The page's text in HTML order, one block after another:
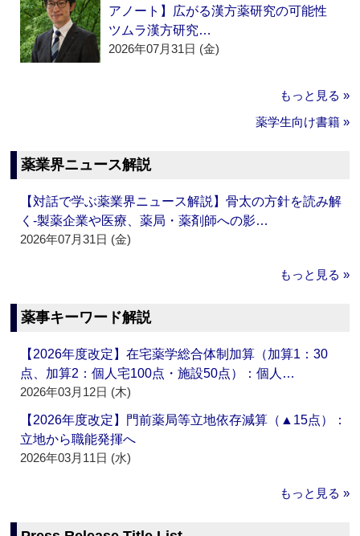
アノート】広がる漢方薬研究の可能性
ツムラ漢方研究…
2026年07月31日 (金)
もっと見る »
薬学生向け書籍 »
薬業界ニュース解説
【対話で学ぶ薬業界ニュース解説】骨太の方針を読み解
く‐製薬企業や医療、薬局・薬剤師への影…
2026年07月31日 (金)
もっと見る »
薬事キーワード解説
【2026年度改定】在宅薬学総合体制加算（加算1：30
点、加算2：個人宅100点・施設50点）：個人…
2026年03月12日 (木)
【2026年度改定】門前薬局等立地依存減算（▲15点）：
立地から職能発揮へ
2026年03月11日 (水)
もっと見る »